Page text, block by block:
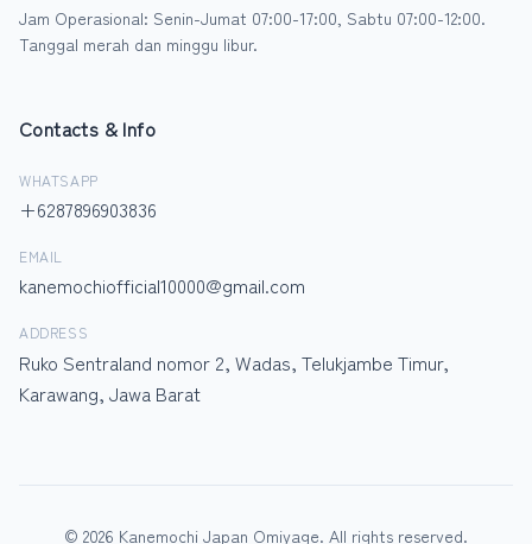
Jam Operasional: Senin-Jumat 07:00-17:00, Sabtu 07:00-12:00.
Tanggal merah dan minggu libur.
Contacts & Info
WHATSAPP
+6287896903836
EMAIL
kanemochiofficial10000@gmail.com
ADDRESS
Ruko Sentraland nomor 2, Wadas, Telukjambe Timur,
Karawang, Jawa Barat
© 2026 Kanemochi Japan Omiyage. All rights reserved.